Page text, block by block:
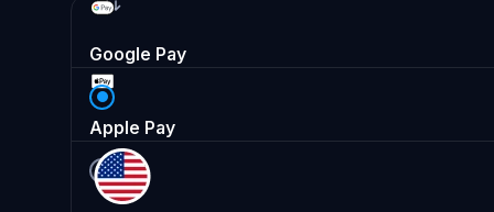
Google Pay
Apple Pay